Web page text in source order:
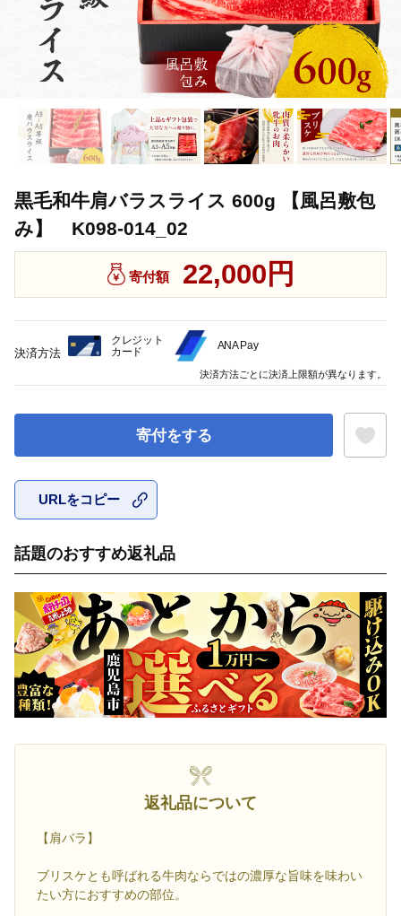
黒毛和牛肩バラスライス 600g 【風呂敷包
み】 K098-014_02
寄付額 22,000円
寄付をする
URLをコピー
話題のおすすめ返礼品
返礼品について
【肩バラ】
ブリスケとも呼ばれる牛肉ならではの濃厚な旨味を味わい
たい方におすすめの部位。
決済方法
クレジット
カード
ANA Pay
決済方法ごとに決済上限額が異なります。